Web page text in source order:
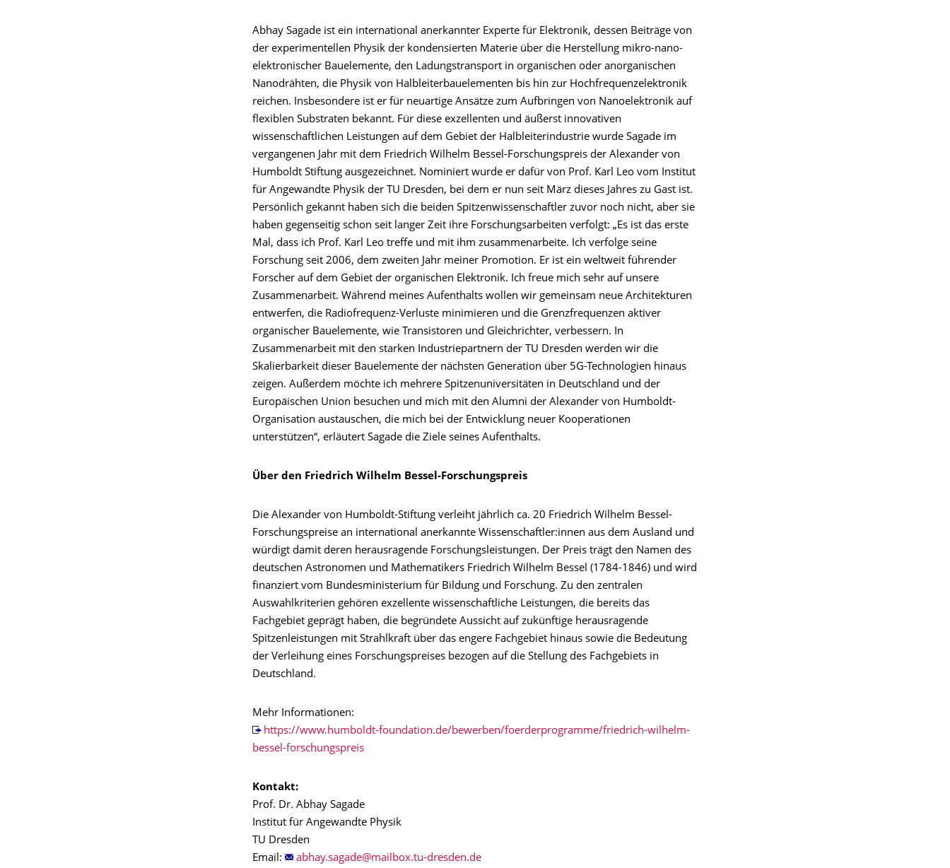
Abhay Sagade ist ein international anerkannter Experte für Elektronik, dessen Beiträge von
der experimentellen Physik der kondensierten Materie über die Herstellung mikro-nano-
elektronischer Bauelemente, den Ladungstransport in organischen oder anorganischen
Nanodrähten, die Physik von Halbleiterbauelementen bis hin zur Hochfrequenzelektronik
reichen. Insbesondere ist er für neuartige Ansätze zum Aufbringen von Nanoelektronik auf
flexiblen Substraten bekannt. Für diese exzellenten und äußerst innovativen
wissenschaftlichen Leistungen auf dem Gebiet der Halbleiterindustrie wurde Sagade im
vergangenen Jahr mit dem Friedrich Wilhelm Bessel-Forschungspreis der Alexander von
Humboldt Stiftung ausgezeichnet. Nominiert wurde er dafür von Prof. Karl Leo vom Institut
für Angewandte Physik der TU Dresden, bei dem er nun seit März dieses Jahres zu Gast ist.
Persönlich gekannt haben sich die beiden Spitzenwissenschaftler zuvor noch nicht, aber sie
haben gegenseitig schon seit langer Zeit ihre Forschungsarbeiten verfolgt: „Es ist das erste
Mal, dass ich Prof. Karl Leo treffe und mit ihm zusammenarbeite. Ich verfolge seine
Forschung seit 2006, dem zweiten Jahr meiner Promotion. Er ist ein weltweit führender
Forscher auf dem Gebiet der organischen Elektronik. Ich freue mich sehr auf unsere
Zusammenarbeit. Während meines Aufenthalts wollen wir gemeinsam neue Architekturen
entwerfen, die Radiofrequenz-Verluste minimieren und die Grenzfrequenzen aktiver
organischer Bauelemente, wie Transistoren und Gleichrichter, verbessern. In
Zusammenarbeit mit den starken Industriepartnern der TU Dresden werden wir die
Skalierbarkeit dieser Bauelemente der nächsten Generation über 5G-Technologien hinaus
zeigen. Außerdem möchte ich mehrere Spitzenuniversitäten in Deutschland und der
Europäischen Union besuchen und mich mit den Alumni der Alexander von Humboldt-
Organisation austauschen, die mich bei der Entwicklung neuer Kooperationen
unterstützen“, erläutert Sagade die Ziele seines Aufenthalts.
Über den Friedrich Wilhelm Bessel-Forschungspreis
Die Alexander von Humboldt-Stiftung verleiht jährlich ca. 20 Friedrich Wilhelm Bessel-
Forschungspreise an international anerkannte Wissenschaftler:innen aus dem Ausland und
würdigt damit deren herausragende Forschungsleistungen. Der Preis trägt den Namen des
deutschen Astronomen und Mathematikers Friedrich Wilhelm Bessel (1784-1846) und wird
finanziert vom Bundesministerium für Bildung und Forschung. Zu den zentralen
Auswahlkriterien gehören exzellente wissenschaftliche Leistungen, die bereits das
Fachgebiet geprägt haben, die begründete Aussicht auf zukünftige herausragende
Spitzenleistungen mit Strahlkraft über das engere Fachgebiet hinaus sowie die Bedeutung
der Verleihung eines Forschungspreises bezogen auf die Stellung des Fachgebiets in
Deutschland.
Mehr Informationen:
https://www.humboldt-foundation.de/bewerben/foerderprogramme/friedrich-wilhelm-
bessel-forschungspreis
Kontakt:
Prof. Dr. Abhay Sagade
Institut für Angewandte Physik
TU Dresden
Email: